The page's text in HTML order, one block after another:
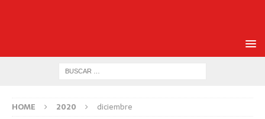
HOME 2020 diciembre